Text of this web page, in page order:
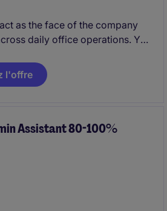
as the face of the company
daily office operations. You
for clients and visitors,
area and meeting
l'offre
Assistant 80-100%